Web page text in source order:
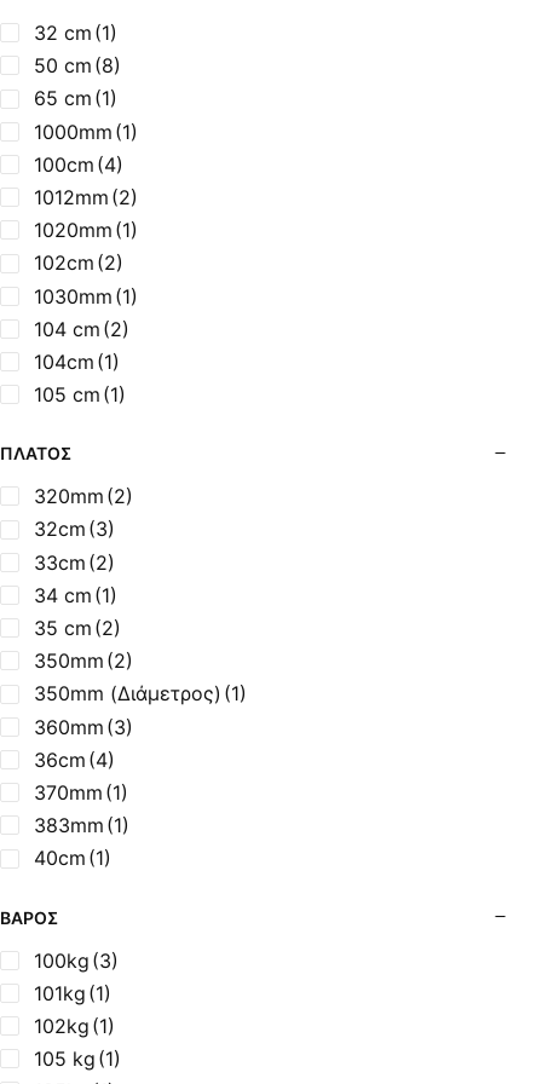
Μαύρο, Γκρι, Κόκκινο
Μαύρο, Καφέ
Μαύρο, Μπορντό, Γκρι
Μελί(2)
Μπέζ/Κόκκινο / Μαύρο
Μπλέ, Κόκκινο, Ανθρακί
Μπορντώ(1)
Μπορντώ, Γκρί
Μπορντώ, Εκρού
Μπορντώ, Κοράλ, Λευκό, Λαδί
Μπορντώ, Μαύρο
Παραδοσιακό Εμαγιέ
32 cm (1)
50 cm (8)
65 cm (1)
1000mm (1)
100cm (4)
1012mm (2)
1020mm (1)
102cm (2)
1030mm (1)
104 cm (2)
104cm (1)
105 cm (1)
105,5cm
105cm(1)
1060mm
1080mm
1100mm(1)
110cm (2)
111cm(2)
1122mm (1)
115 cm(1)
1150mm(2)
115cm(1)
1170 mm(1)
1185mm
1220mm
1250mm (1)
140cm(1)
149 cm (1)
17,5 cm (1)
ΠΛΆΤΟΣ
320mm (2)
32cm (3)
33cm (2)
34 cm (1)
35 cm (2)
350mm (2)
350mm (Διάμετρος) (1)
360mm (3)
36cm (4)
370mm (1)
383mm (1)
40cm (1)
420mm
42cm (1)
44 cm (2)
440mm (1)
44cm(2)
ΒΆΡΟΣ
100kg (3)
101kg (1)
102kg (1)
105 kg (1)